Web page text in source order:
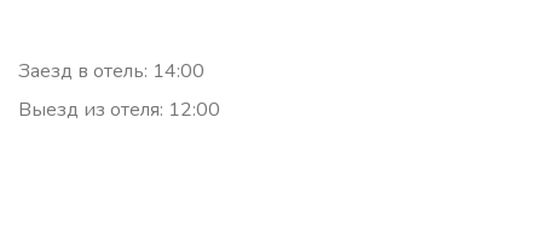
Заезд в отель: 14:00
Выезд из отеля: 12:00